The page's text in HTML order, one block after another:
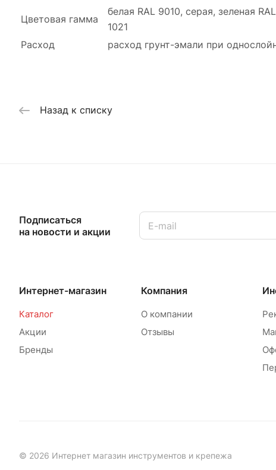
Цветовая гамма
белая RAL 9010, серая, зеленая
1021
Расход
расход грунт-эмали при
Назад к списку
Подписаться
на новости и акции
Интернет-магазин
Каталог
Акции
Бренды
Компания
О компании
Отзывы
© 2026 Интернет магазин инструментов и крепежа